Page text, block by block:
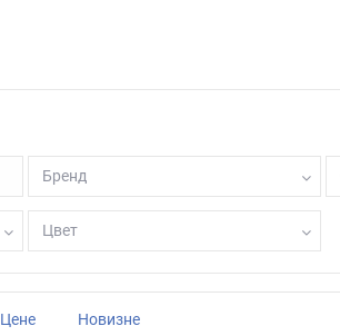
Бренд
Цвет
Цене Новизне